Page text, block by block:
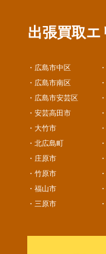
出張買取
・広島市中区
・広島市南区
・広島市安芸区
・安芸高田市
・大竹市
・北広島町
・庄原市
・竹原市
・福山市
・三原市